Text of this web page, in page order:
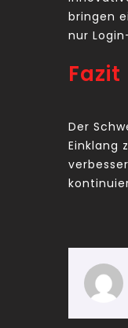
bringen
nur
Fazit
Der
Einklang